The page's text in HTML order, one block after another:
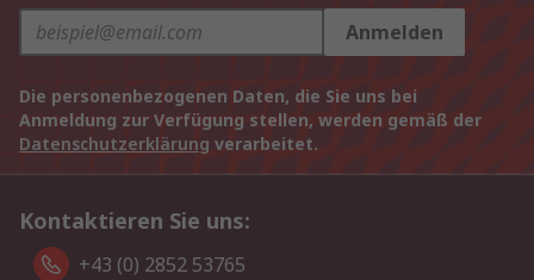
Anmelden
Die personenbezogenen Daten, die Sie uns bei
Anmeldung zur Verfügung stellen, werden gemäß der
Datenschutzerklärung verarbeitet.
Kontaktieren Sie uns:
+43 (0) 2852 53765